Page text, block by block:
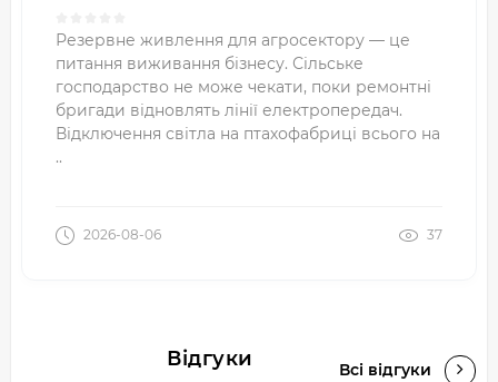
Резервне живлення для агросектору — це
питання виживання бізнесу. Сільське
господарство не може чекати, поки ремонтні
бригади відновлять лінії електропередач.
Відключення світла на птахофабриці всього на
..
2026-08-06 37
Відгуки Всі відгуки